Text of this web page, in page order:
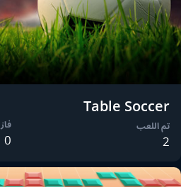
Table Soccer
تم اللعب
2
فاز
0